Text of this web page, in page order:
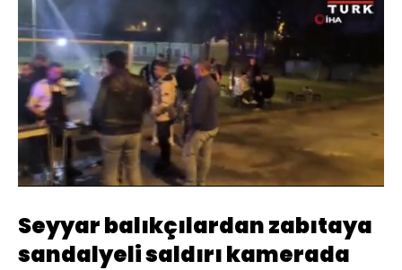
Sesi
Aç
Yüklendi:
18.19%
Hızı
Seyyar balıkçılardan zabıtaya
sandalyeli saldırı kamerada